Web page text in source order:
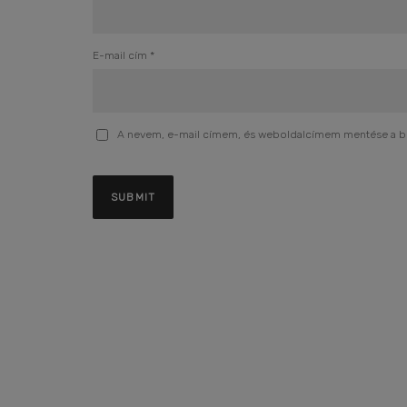
E-mail cím *
A nevem, e-mail címem, és weboldalcímem mentése a